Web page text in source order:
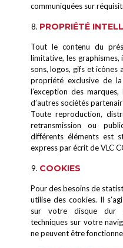
communiquées sur
PROPRIÉTÉ
Tout le contenu du
limitative, les graphismes,
sons, logos, gifs et icônes
propriété exclusive de la
l’exception des
d’autres sociétés
Toute reproduction,
retransmission ou
différents éléments est
express par écrit de VLC
COOKIES
Pour des besoins de
utilise des cookies. Il
sur votre disque dur
techniques sur votre
ne peuvent être